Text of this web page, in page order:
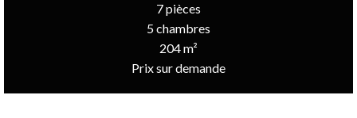
7 pièces
5 chambres
204 m²
Prix sur demande